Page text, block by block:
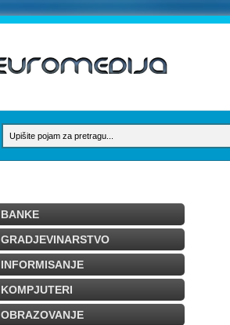
BANKE
GRADJEVINARSTVO
INFORMISANJE
KOMPJUTERI
OBRAZOVANJE